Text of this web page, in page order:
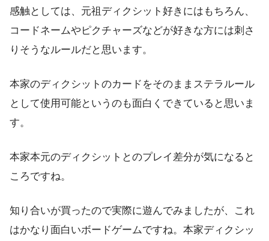
感触としては、元祖ディクシット好きにはもちろん、
コードネームやピクチャーズなどが好きな方には刺さ
りそうなルールだと思います。
本家のディクシットのカードをそのままステラルール
として使用可能というのも面白くできていると思いま
す。
本家本元のディクシットとのプレイ差分が気になると
ころですね。
知り合いが買ったので実際に遊んでみましたが、これ
はかなり面白いボードゲームですね。本家ディクシッ